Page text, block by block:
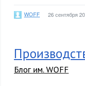
WOFF 26 сентября
Блог им. WOFF